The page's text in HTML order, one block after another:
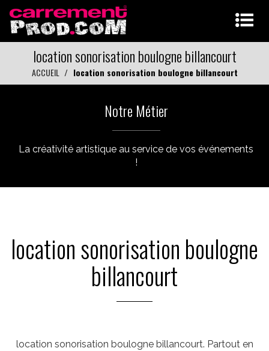
location sonorisation boulogne billancourt
ACCUEIL location sonorisation boulogne billancourt
Notre Métier
La créativité artistique au service de vos événements
!
location sonorisation boulogne
billancourt
location sonorisation boulogne billancourt. Partout en